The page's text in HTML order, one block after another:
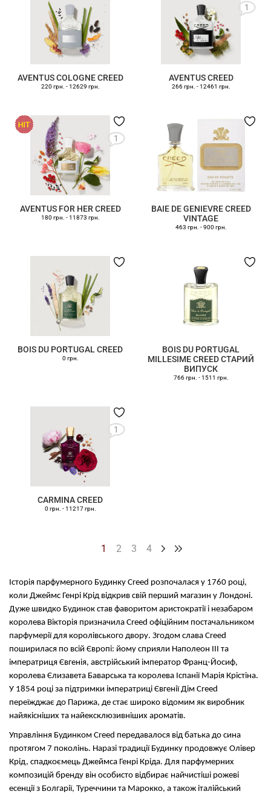
AVENTUS COLOGNE CREED
220 грн. -12629 грн.
1
AVENTUS CREED
266 грн. -12461 грн.
1
AVENTUS FOR HER CREED
180 грн. -11873 грн.
BAIE DE GENIEVRE CREED
VINTAGE
463 грн. -900 грн.
BOIS DU PORTUGAL CREED
0 грн.
BOIS DU PORTUGAL
MILLESIME CREED СТАРИЙ
ВИПУСК
766 грн. -1511 грн.
1
CARMINA CREED
0 грн. -11217 грн.
1 2 3 4
Історія парфумерного Будинку Creed розпочалася у 1760 році,
коли Джеймс Генрі Крід відкрив свій перший магазин у Лондоні.
Дуже швидко Будинок став фаворитом аристократії і незабаром
королева Вікторія призначила Creed офіційним постачальником
парфумерії для королівського двору. Згодом слава Creed
поширилася по всій Європі: йому сприяли Наполеон III та
імператриця Євгенія, австрійський імператор Франц-Йосиф,
королева Єлизавета Баварська та королева Іспанії Марія Крістіна.
У 1854 році за підтримки імператриці Євгенії Дім Creed
переїжджає до Парижа, де стає широко відомим як виробник
найякісніших та найексклюзивніших ароматів.
Управління Будинком Creed передавалося від батька до сина
протягом 7 поколінь. Наразі традиції Будинку продовжує Олівер
Крід, спадкоємець Джеймса Генрі Кріда. Для парфумерних
композицій бренду він особисто відбирає найчистіші рожеві
есенції з Болгарії, Туреччини та Марокко, а також італійський